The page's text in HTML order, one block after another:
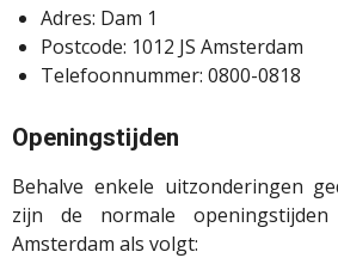
Adres: Dam 1
Postcode: 1012 JS Amsterdam
Telefoonnummer: 0800-0818
Openingstijden
Behalve enkele uitzonderingen
zijn de normale
Amsterdam als volgt: